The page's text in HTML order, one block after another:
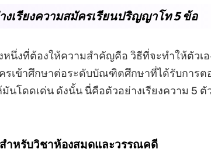
งเรียงความสมัครเรียนปริญญาโท 5 ข้อ
หนึ่งที่ต้องให้ความสำคัญคือ วิธีที่จะทำให้ตัวเ
รเข้าศึกษาต่อระดับบัณฑิตศึกษาที่ได้รับการ
นโดดเด่น ดังนั้น นี่คือตัวอย่างเรียงความ 5
สำหรับวิชาห้องสมุดและวรรณคดี